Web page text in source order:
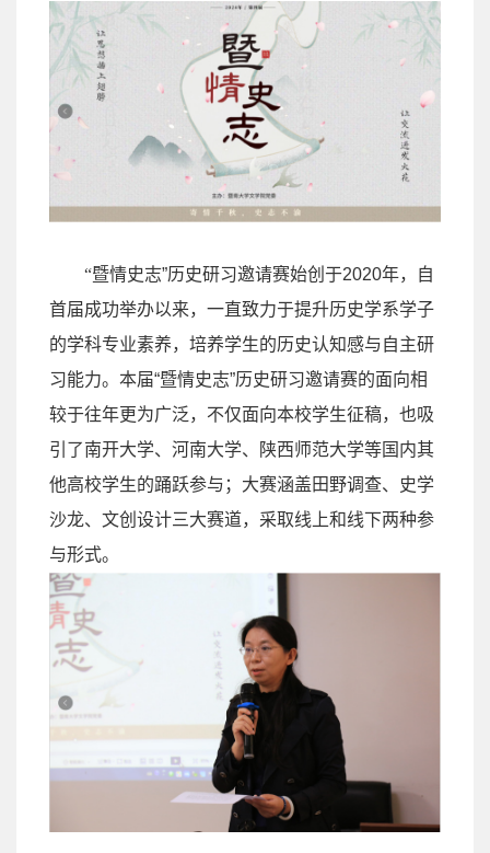
“暨情史志”历史研习邀请赛始创于2020年，自
首届成功举办以来，一直致力于提升历史学系学子
的学科专业素养，培养学生的历史认知感与自主研
习能力。本届“暨情史志”历史研习邀请赛的面向相
较于往年更为广泛，不仅面向本校学生征稿，也吸
引了南开大学、河南大学、陕西师范大学等国内其
他高校学生的踊跃参与；大赛涵盖田野调查、史学
沙龙、文创设计三大赛道，采取线上和线下两种参
与形式。